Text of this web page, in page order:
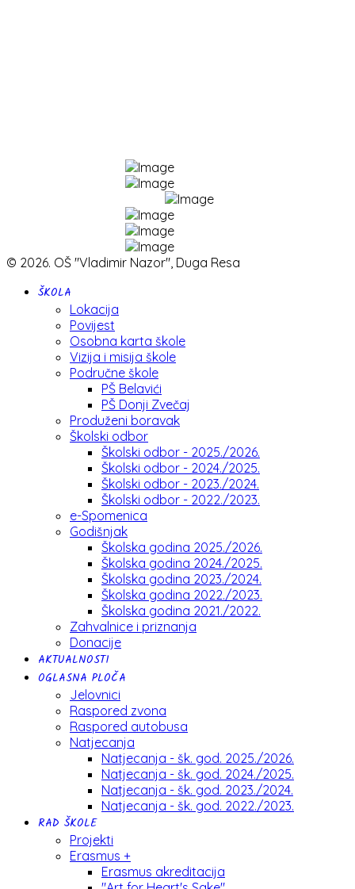
© 2026. OŠ "Vladimir Nazor", Duga Resa
ŠKOLA
Lokacija
Povijest
Osobna karta škole
Vizija i misija škole
Područne škole
PŠ Belavići
PŠ Donji Zvečaj
Produženi boravak
Školski odbor
Školski odbor - 2025./2026.
Školski odbor - 2024./2025.
Školski odbor - 2023./2024.
Školski odbor - 2022./2023.
e-Spomenica
Godišnjak
Školska godina 2025./2026.
Školska godina 2024./2025.
Školska godina 2023./2024.
Školska godina 2022./2023.
Školska godina 2021./2022.
Zahvalnice i priznanja
Donacije
AKTUALNOSTI
OGLASNA PLOČA
Jelovnici
Raspored zvona
Raspored autobusa
Natjecanja
Natjecanja - šk. god. 2025./2026.
Natjecanja - šk. god. 2024./2025.
Natjecanja - šk. god. 2023./2024.
Natjecanja - šk. god. 2022./2023.
RAD ŠKOLE
Projekti
Erasmus +
Erasmus akreditacija